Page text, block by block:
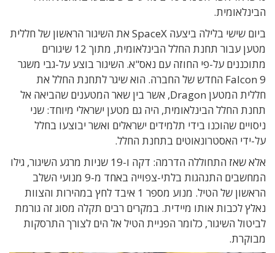
הבינלאומית.
ביום שישי בלילה ביצעה SpaceX את השיגור הראשון של חללית
מטען עבור תחנת החלל הבינלאומית, מתוך 12 שיגורים
מתוכננים על-פי החוזה עם נאס"א. השיגור בוצע על-גבי משגר
Falcon 9 החדש של החברה. הוא שיגר לתחנת החלל את
חללית המטען Dragon, אשר בין שאר המטענים שהביאה אל
תחנת החלל הבינלאומית, היה גם מטען ישראלי מיוחד: שני
ניסויים שהוכנו בידי תלמידים ישראלים ואשר יבוצעו בחלל
על-ידי האסטרונאוטים בתחנת החלל.
אלא שאז התחוללה הדרמה: דקה ו-19 שניות מרגע השיגור, גילו
המחשבים התנהגות בלתי-צפוייה באחד מ-9 מנועי השלב
הראשון של הטיל. מנוע מספר 1 איבד לחץ במהירות והצוות
נאלץ לכבות אותו מיידית. במקרים רבים תקלה מסוג זה גורמת
לביטול השיגור, כלומר הפניית הטיל אל הים לצורך התרסקות
מבוקרת.